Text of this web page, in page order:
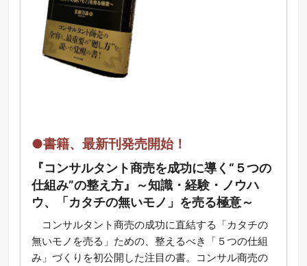
●書籍、最新刊発売開始！
『コンサルタント商売を成功に導く“５つの
仕組み”の整え方』～知識・経験・ノウハ
ウ、「カタチの無いモノ」を売る極意～
コ ンサルタント商売の成功に直結する「カタチの
無いモノを売る」ための、整えるべき「５つの仕組
み」づくりを初公開した注目の書。コンサル商売の